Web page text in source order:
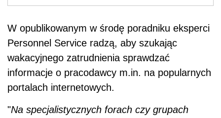
W opublikowanym w środę poradniku eksperci
Personnel Service radzą, aby szukając
wakacyjnego zatrudnienia sprawdzać
informacje o pracodawcy m.in. na popularnych
portalach internetowych.
"Na specjalistycznych forach czy grupach